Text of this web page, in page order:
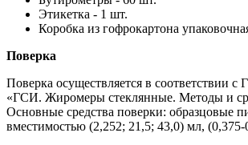
Этикетка - 1 шт.
Коробка из гофрокартона
Поверка
Поверка осуществляется в соответствии
«ГСИ. Жиромеры стеклянные. Методы и
Основные средства поверки: образцовые
вместимостью (2,252; 21,5; 43,0) мл, (0,375-